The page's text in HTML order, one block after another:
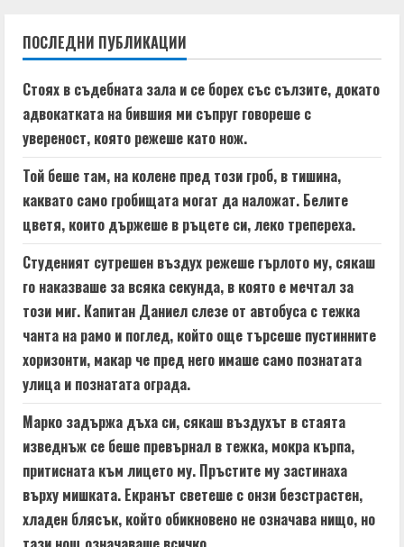
u
e
R
e
a
d
i
n
g
ПОСЛЕДНИ ПУБЛИКАЦИИ
Стоях в съдебната зала и се борех със сълзите, докато
адвокатката на бившия ми съпруг говореше с
увереност, която режеше като нож.
Той беше там, на колене пред този гроб, в тишина,
каквато само гробищата могат да наложат. Белите
цветя, които държеше в ръцете си, леко трепереха.
Студеният сутрешен въздух режеше гърлото му, сякаш
го наказваше за всяка секунда, в която е мечтал за
този миг. Капитан Даниел слезе от автобуса с тежка
чанта на рамо и поглед, който още търсеше пустинните
хоризонти, макар че пред него имаше само познатата
улица и познатата ограда.
Марко задържа дъха си, сякаш въздухът в стаята
изведнъж се беше превърнал в тежка, мокра кърпа,
притисната към лицето му. Пръстите му застинаха
върху мишката. Екранът светеше с онзи безстрастен,
хладен блясък, който обикновено не означава нищо, но